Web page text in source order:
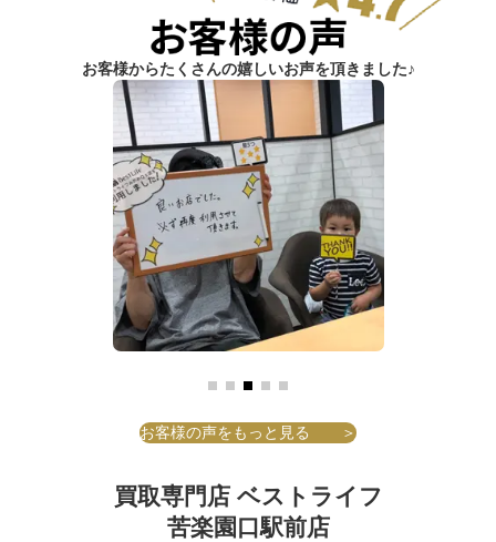
お客様からたくさんの嬉しいお声を頂きました♪
お客様の声をもっと見る ＞
買取専門店 ベストライフ
苦楽園口駅前店